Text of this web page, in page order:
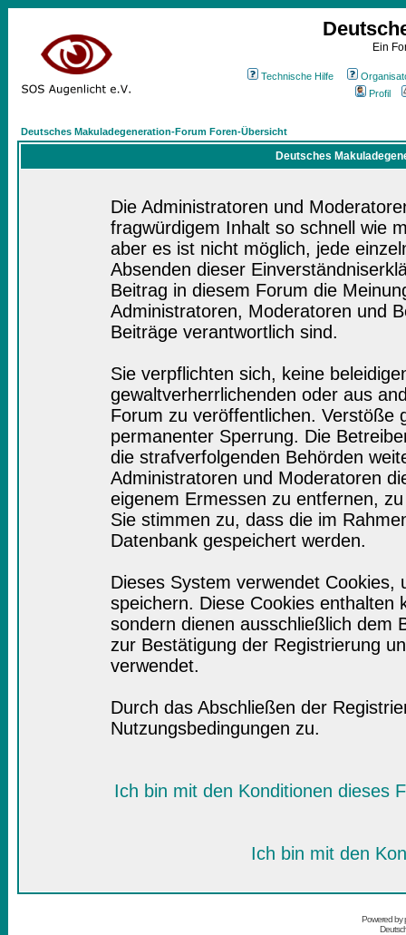
Ein
Technische Hilfe
Profil
Deutsches Makuladegeneration-Forum Foren-Übersicht
Deutsches
Die Administratoren und
fragwürdigem Inhalt so schnell wie
aber es ist nicht möglich, jede
Absenden dieser
Beitrag in diesem Forum die
Administratoren, Moderatoren und
Beiträge verantwortlich sind.
Sie verpflichten sich, keine
gewaltverherrlichenden oder aus
Forum zu veröffentlichen. Verstöße
permanenter Sperrung. Die
die strafverfolgenden Behörden
Administratoren und Moderatoren
eigenem Ermessen zu entfernen,
Sie stimmen zu, dass die im
Datenbank gespeichert werden.
Dieses System verwendet
speichern. Diese Cookies enthalten
sondern dienen ausschließlich dem
zur Bestätigung der Registrierung
verwendet.
Durch das Abschließen der
Nutzungsbedingungen zu.
Ich bin mit den Konditionen dieses
Ich bin mit den
Powered by